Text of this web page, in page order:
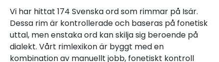
Vi har hittat 174 Svenska ord som rimmar på Isär.
Dessa rim är kontrollerade och baseras på fonetisk
uttal, men enstaka ord kan skilja sig beroende på
dialekt. Vårt rimlexikon är byggt med en
kombination av manuellt jobb, fonetiskt kontroll